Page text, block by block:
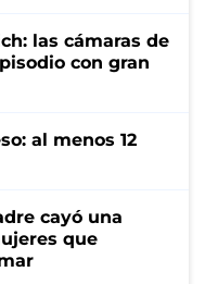
las cámaras de
con gran
al menos 12
cayó una
que